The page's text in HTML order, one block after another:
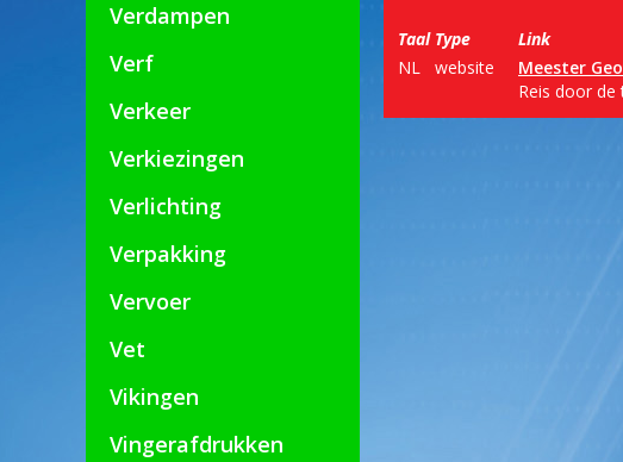
Verdampen
Verf
Verkeer
Verkiezingen
Verlichting
Verpakking
Vervoer
Vet
Vikingen
Vingerafdrukken
Taal Type
Link
NL
website
Meester
Reis door de